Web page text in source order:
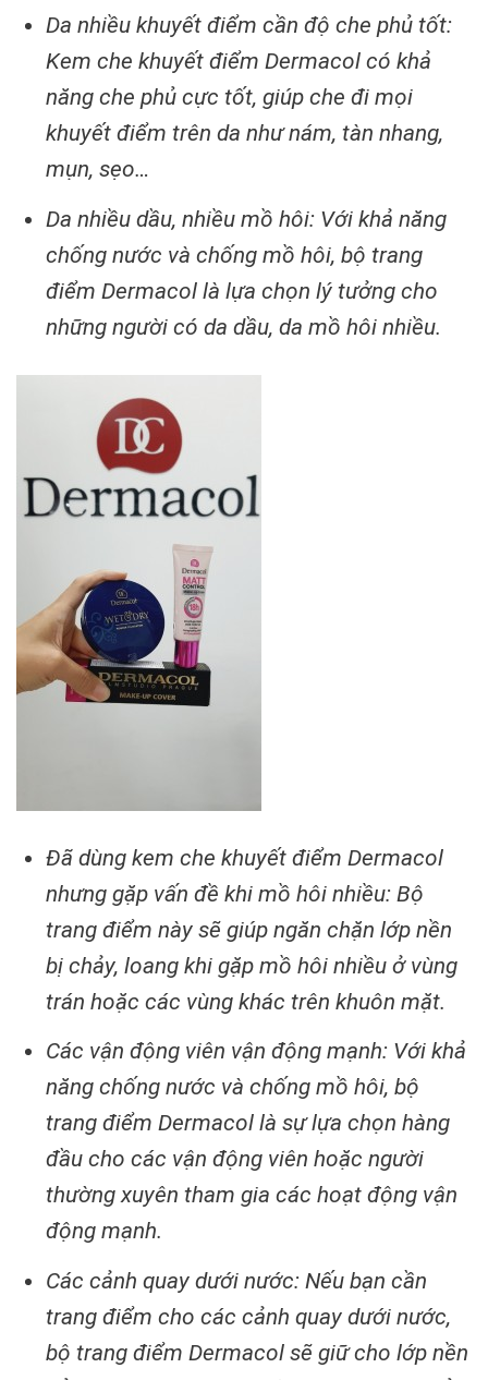
Da nhiều khuyết điểm cần độ che phủ tốt:
Kem che khuyết điểm Dermacol có khả
năng che phủ cực tốt, giúp che đi mọi
khuyết điểm trên da như nám, tàn nhang,
mụn, sẹo…
Da nhiều dầu, nhiều mồ hôi: Với khả năng
chống nước và chống mồ hôi, bộ trang
điểm Dermacol là lựa chọn lý tưởng cho
những người có da dầu, da mồ hôi nhiều.
Đã dùng kem che khuyết điểm Dermacol
nhưng gặp vấn đề khi mồ hôi nhiều: Bộ
trang điểm này sẽ giúp ngăn chặn lớp nền
bị chảy, loang khi gặp mồ hôi nhiều ở vùng
trán hoặc các vùng khác trên khuôn mặt.
Các vận động viên vận động mạnh: Với khả
năng chống nước và chống mồ hôi, bộ
trang điểm Dermacol là sự lựa chọn hàng
đầu cho các vận động viên hoặc người
thường xuyên tham gia các hoạt động vận
động mạnh.
Các cảnh quay dưới nước: Nếu bạn cần
trang điểm cho các cảnh quay dưới nước,
bộ trang điểm Dermacol sẽ giữ cho lớp nền